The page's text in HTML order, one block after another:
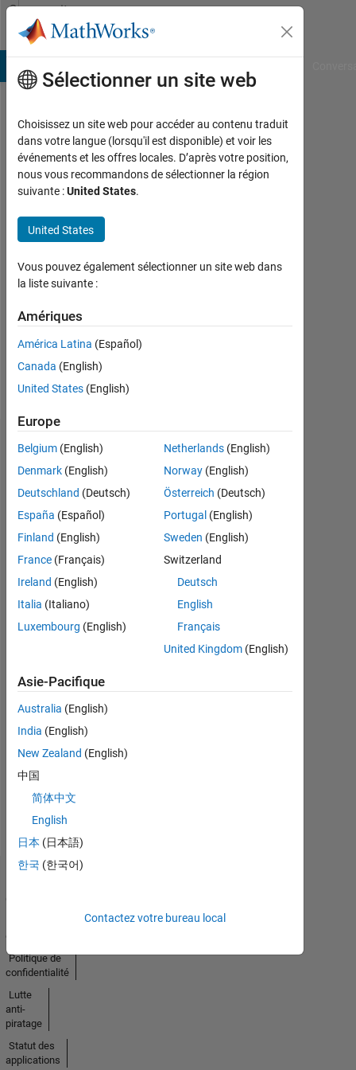
Passer au contenu
Community
Profile
Gregory
Last
seen:
7
mois
il y a
Followers:
0
Following:
Tableau de bord
Pas
d'activité
Sélectionner un site web
Choisissez un site web pour accéder au contenu traduit
dans votre langue (lorsqu'il est disponible) et voir les
événements et les offres locales. D’après votre position,
nous vous recommandons de sélectionner la région
suivante :United States.
United States
Vous pouvez également sélectionner un site web dans
la liste suivante :
Amériques
América Latina (Español)
Canada (English)
United States (English)
Europe
Belgium (English)
Denmark (English)
Deutschland (Deutsch)
España (Español)
Finland (English)
France (Français)
Ireland (English)
Italia (Italiano)
Luxembourg (English)
Netherlands(English)
Norway(English)
Österreich (Deutsch)
Portugal (English)
Sweden (English)
Switzerland
Deutsch
English
Français
United Kingdom(English)
Asie-Pacifique
Australia (English)
India (English)
New Zealand (English)
中国
简体中文
English
日本 (日本語)
한국 (한국어)
Contactez votre bureau local
déposées
Politique de
confidentialité
Lutte
anti-
piratage
Statut des
applications